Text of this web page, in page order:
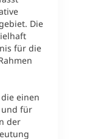
Die
für die
einen
und für
der